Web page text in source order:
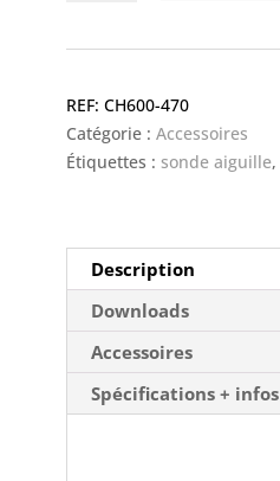
grise
sous-
vide
CH600-470
Catégorie : Accessoires
Étiquettes : sonde aiguille,
Description
Downloads
Accessoires
Spécifications + infos